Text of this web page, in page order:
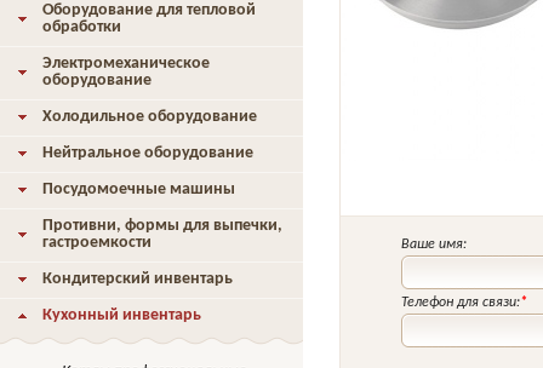
Ваше имя:
Телефон для связи:*
Оборудование для тепловой
обработки
Электромеханическое
оборудование
Холодильное оборудование
Нейтральное оборудование
Посудомоечные машины
Противни, формы для выпечки,
гастроемкости
Кондитерский инвентарь
Кухонный инвентарь